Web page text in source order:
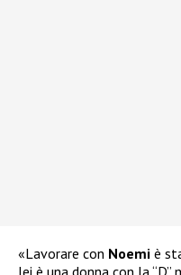
«Lavorare con Noemi è
lei è una donna con la